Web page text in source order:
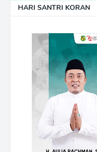
HARI SANTRI KORAN